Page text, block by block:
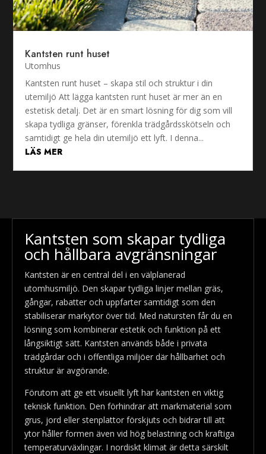
Kantsten runt huset
Utomhus
Kantsten runt huset – skapa stil och struktur i din
utemiljö Att lägga kantsten runt huset är mer än en
estetisk detalj. Det är en smart lösning för dig som vill
skapa tydliga gränser, förenkla trädgårdsskötseln och
samtidigt ge hela din utemiljö ett lyft. I denna...
LÄS MER
Kantsten som skapar tydliga
och hållbara avgränsningar
Kantsten är en central del i en välplanerad
utomhusmiljö. Den skapar tydliga linjer mellan gräs,
gångar, rabatter och uppfarter samtidigt som den
stabiliserar markytor över tid. Med natursten får du en
lösning som kombinerar estetik och funktion på ett
långsiktigt sätt. Kantsten används både i privata
trädgårdar och i offentliga miljöer där hållbarhet och
struktur är avgörande.
Förutom att ge ett visuellt lyft har kantsten en viktig
teknisk funktion. Den förhindrar att markmaterial som
grus, jord eller stenplattor förskjuts och bidrar till att
ytor håller formen även vid hög belastning och kraftiga
temperaturväxlingar. I nordiskt klimat är detta särskilt